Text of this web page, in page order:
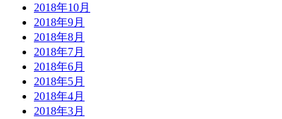
2018年10月
2018年9月
2018年8月
2018年7月
2018年6月
2018年5月
2018年4月
2018年3月